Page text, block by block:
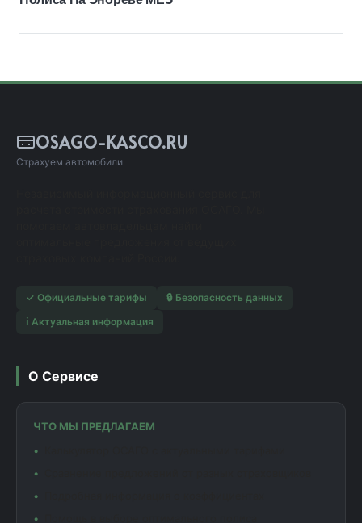
OSAGO-KASCO.RU
Страхуем автомобили
✓ Официальные тарифы
🔒 Безопасность данных
ℹ️ Актуальная информация
О Сервисе
ЧТО МЫ ПРЕДЛАГАЕМ